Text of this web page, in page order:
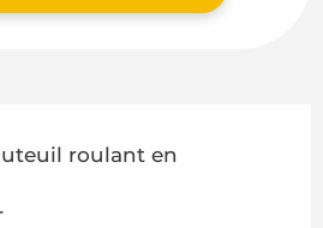
roulant en